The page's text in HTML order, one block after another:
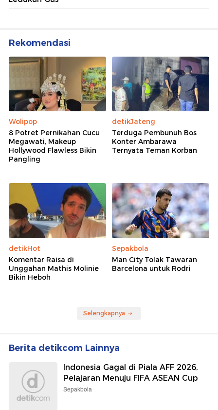
Rekomendasi
Wolipop
8 Potret Pernikahan Cucu
Megawati, Makeup
Hollywood Flawless Bikin
Pangling
detikJateng
Terduga Pembunuh Bos
Konter Ambarawa
Ternyata Teman Korban
detikHot
Komentar Raisa di
Unggahan Mathis Molinie
Bikin Heboh
Sepakbola
Man City Tolak Tawaran
Barcelona untuk Rodri
Selengkapnya
Berita detikcom Lainnya
Indonesia Gagal di Piala AFF 2026,
Pelajaran Menuju FIFA ASEAN Cup
Sepakbola